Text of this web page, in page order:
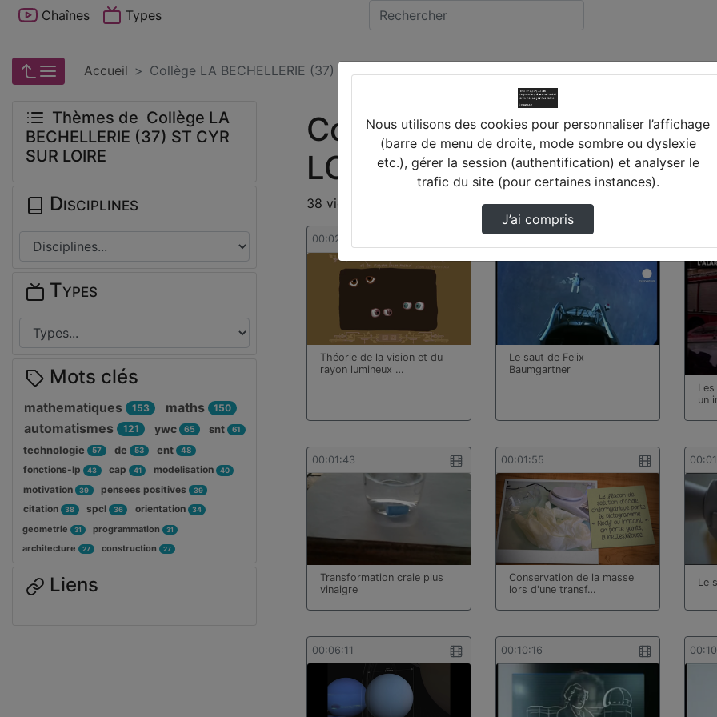
Chaînes Types
Accueil Collège LA BECHELLERIE (37) ST CYR SUR LOIRE
Collège LA BECHELLERIE
LOIRE
38 vidéos trouvées
00:02:22
Théorie de la vision et du
rayon lumineux …
Le saut de Felix
Baumgartner
un
00:01:43
Transformation craie plus
vinaigre
00:01:55
Conservation de la masse
lors d'une transf…
Le
00:06:11 00:10:16
Thèmes de Collège LA
BECHELLERIE (37) ST CYR
SUR LOIRE
Disciplines
Types
Mots clés
mathematiques 153 maths 150
automatismes 121 ywc 65 snt 61
technologie 57 de 53 ent 48
fonctions-lp 43 cap 41 modelisation 40
motivation 39 pensees positives 39
citation 38 spcl 36 orientation 34
geometrie 31 programmation 31
architecture 27 construction 27
Liens
Nous utilisons des cookies pour personnaliser l’affichage
(barre de menu de droite, mode sombre ou dyslexie
etc.), gérer la session (authentification) et analyser le
trafic du site (pour certaines instances).
J’ai compris